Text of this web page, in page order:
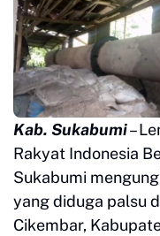
Kab. Sukabumi–
Rakyat Indonesia
Sukabumi
yang diduga palsu
Cikembar,